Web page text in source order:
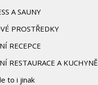
A SAUNY
PROSTŘEDKY
RECEPCE
RESTAURACE A KUCHYNĚ
to i jinak